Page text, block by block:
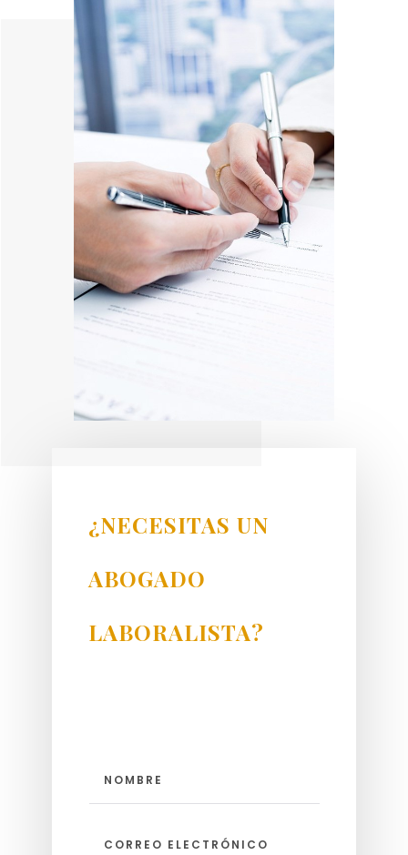
¿NECESITAS UN
ABOGADO
LABORALISTA?